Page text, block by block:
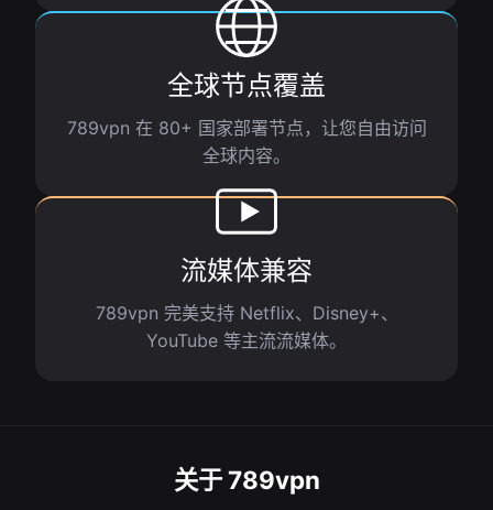
全球节点覆盖
789vpn 在 80+ 国家部署节点，让您自由访问
全球内容。
流媒体兼容
789vpn 完美支持 Netflix、Disney+、
YouTube 等主流流媒体。
关于 789vpn